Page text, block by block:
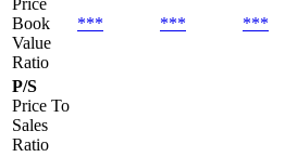
Book
Value
Ratio
*** *** ***
P/S
Price To
Sales
Ratio